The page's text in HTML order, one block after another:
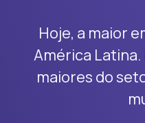
Hoje, a maior
América Latina.
maiores do